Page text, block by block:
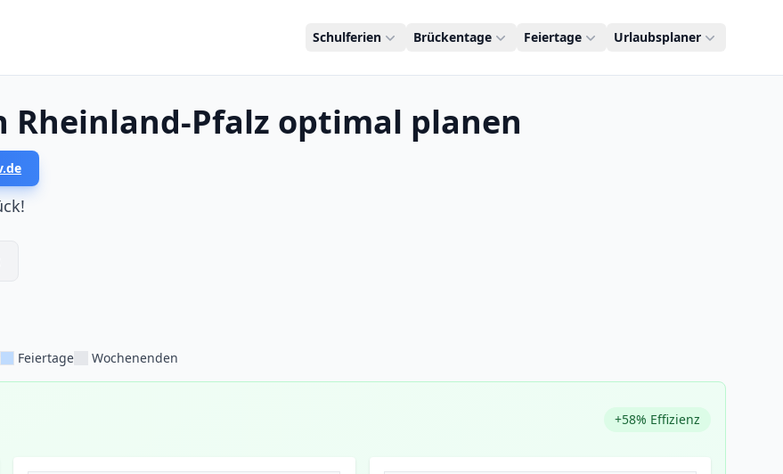
Schulferien Brückentage Feiertage Urlaubsplaner
Rheinland-Pfalz optimal planen
Feiertage Wochenenden
+58% Effizienz